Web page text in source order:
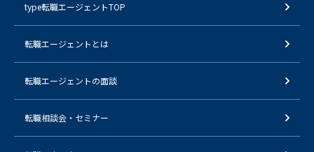
type転職エージェントTOP
転職エージェントとは
転職エージェントの面談
転職相談会・セミナー